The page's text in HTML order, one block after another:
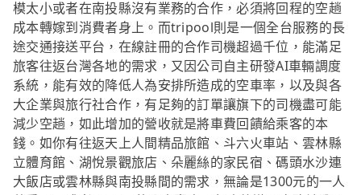
模太小或者在南投縣沒有業務的合作，必須將回程的空趟
成本轉嫁到消費者身上。而tripool則是一個全台服務的長
途交通接送平台，在線註冊的合作司機超過千位，能滿足
旅客往返台灣各地的需求，又因公司自主研發AI車輛調度
系統，能有效的降低人為安排所造成的空車率，以及與各
大企業與旅行社合作，有足夠的訂單讓旗下的司機盡可能
減少空趟，如此增加的營收就是將車費回饋給乘客的本
錢。如你有往返天上人間精品旅館、斗六火車站、雲林縣
立體育館、湖悅景觀旅店、朵麗絲的家民宿、碼頭水沙連
大飯店或雲林縣與南投縣間的需求，無論是1300元的一人